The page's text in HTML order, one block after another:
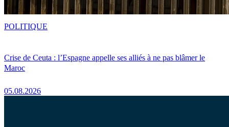
Crise de Ceuta : l’Espagne appelle ses alliés à ne pas blâmer le
Maroc
05.08.2026
POLITIQUE